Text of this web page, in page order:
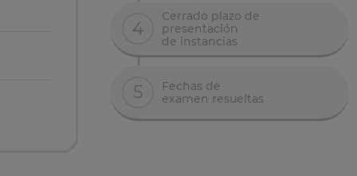
4
Cerrado plazo de
presentación
de instancias
5
Fechas de
examen resueltas